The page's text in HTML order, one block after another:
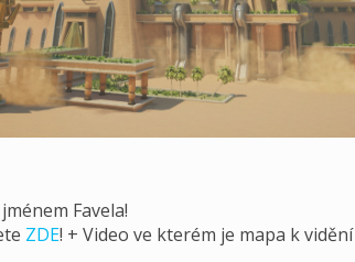
Favela!
ZDE! + Video ve kterém je mapa k vidění